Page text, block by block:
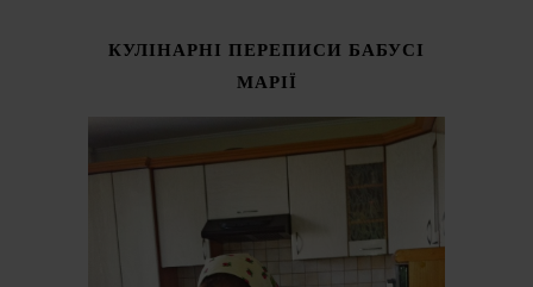
КУЛІНАРНІ ПЕРЕПИСИ БАБУСІ
МАРІЇ